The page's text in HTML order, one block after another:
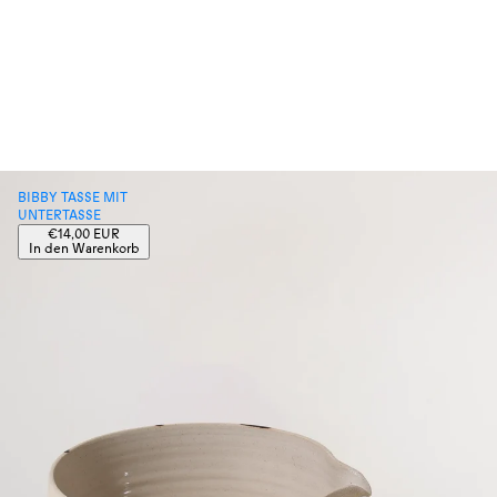
BIBBY TASSE MIT
UNTERTASSE
Regulärer
Preis
€14,00 EUR
In den Warenkorb